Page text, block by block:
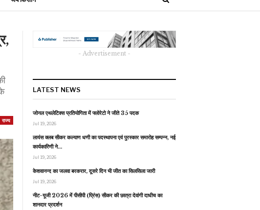
राज्य
- Advertisement -
LATEST NEWS
जोनल एथलेटिक्स प्रतियोगिता में फ्लोरेटो ने जीते 35 पदक
Jul 19, 2026
लायंस क्लब सीकर कल्याण धणी का पदस्थापना एवं पुरस्कार समारोह सम्पन्न, नई
कार्यकारिणी ने…
Jul 19, 2026
केशवानन्द का जलवा बरकरार, दूसरे दिन भी जीत का सिलसिला जारी
Jul 19, 2026
नीट-यूजी 2026 में पीसीपी (प्रिंस) सीकर की छात्रा देवांगी दाधीच का
शानदार प्रदर्शन